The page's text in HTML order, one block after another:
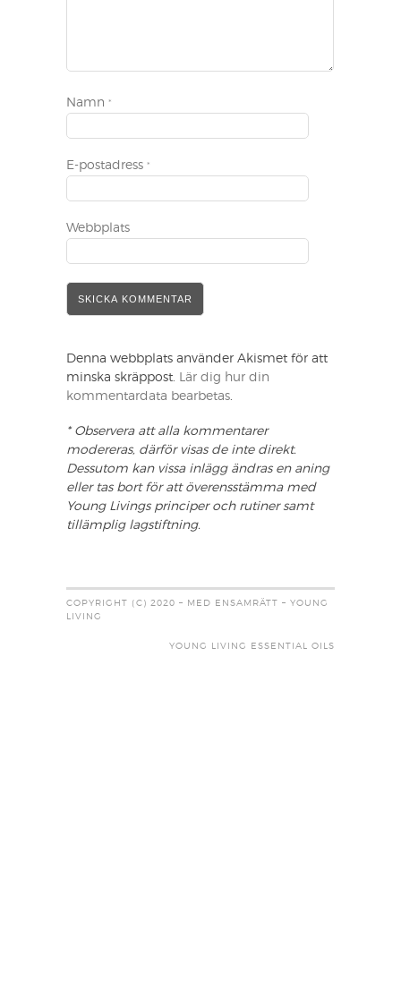
Namn *
E-postadress *
Webbplats
Denna webbplats använder Akismet för att
minska skräppost. Lär dig hur din
kommentardata bearbetas.
* Observera att alla kommentarer
modereras, därför visas de inte direkt.
Dessutom kan vissa inlägg ändras en aning
eller tas bort för att överensstämma med
Young Livings principer och rutiner samt
tillämplig lagstiftning.
COPYRIGHT (C) 2020 – MED ENSAMRÄTT – YOUNG
LIVING
YOUNG LIVING ESSENTIAL OILS